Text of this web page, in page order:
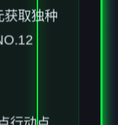
获取独种
行动点